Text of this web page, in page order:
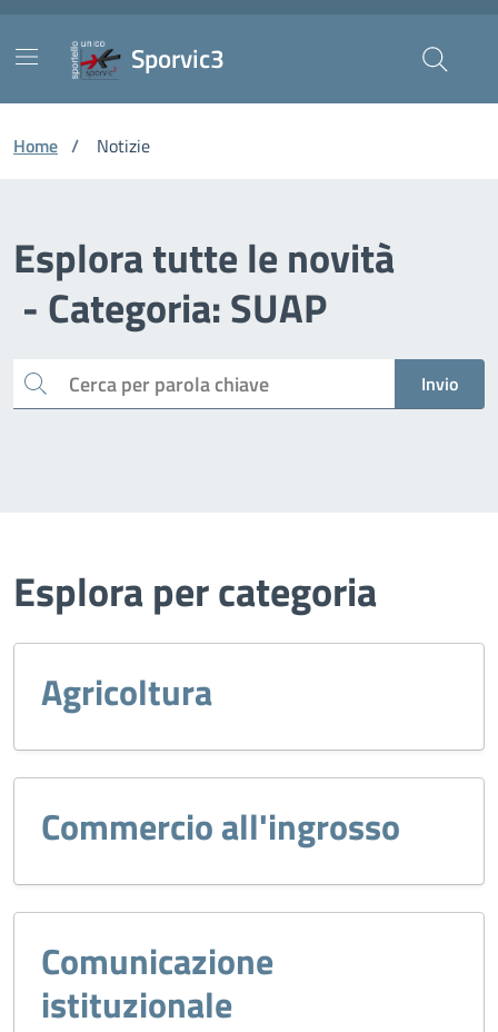
Sporvic3
Home / Notizie
Esplora tutte le novità
- Categoria: SUAP
Cerca Invio
Esplora per categoria
Agricoltura
Commercio all'ingrosso
Comunicazione
istituzionale